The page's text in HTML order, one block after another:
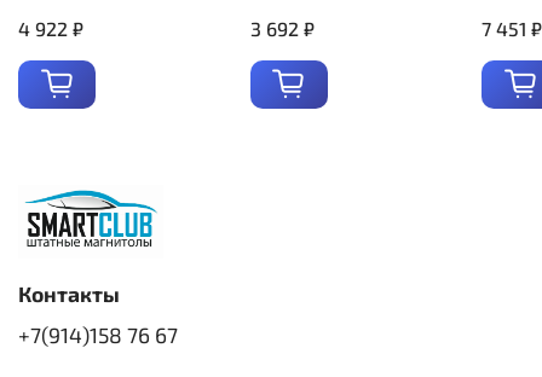
4 922 ₽ 3 692 ₽ 7 451 ₽
Контакты
+7(914)158 76 67